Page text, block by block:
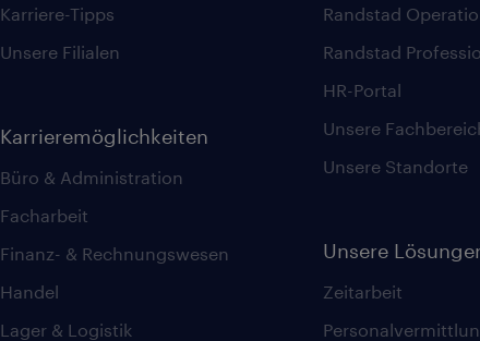
Karriere-Tipps
Unsere Filialen
Karrieremöglichkeiten
Büro & Administration
Facharbeit
Finanz- & Rechnungswesen
Handel
Lager & Logistik
Randstad
Randstad
HR-Portal
Unsere
Unsere Standorte
Unsere
Zeitarbeit